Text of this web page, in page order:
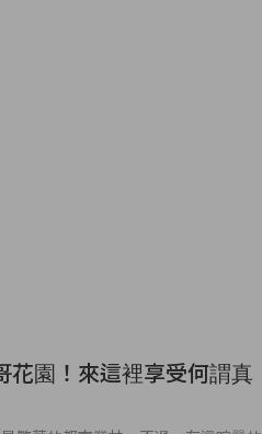
花園！來這裡享受何謂真